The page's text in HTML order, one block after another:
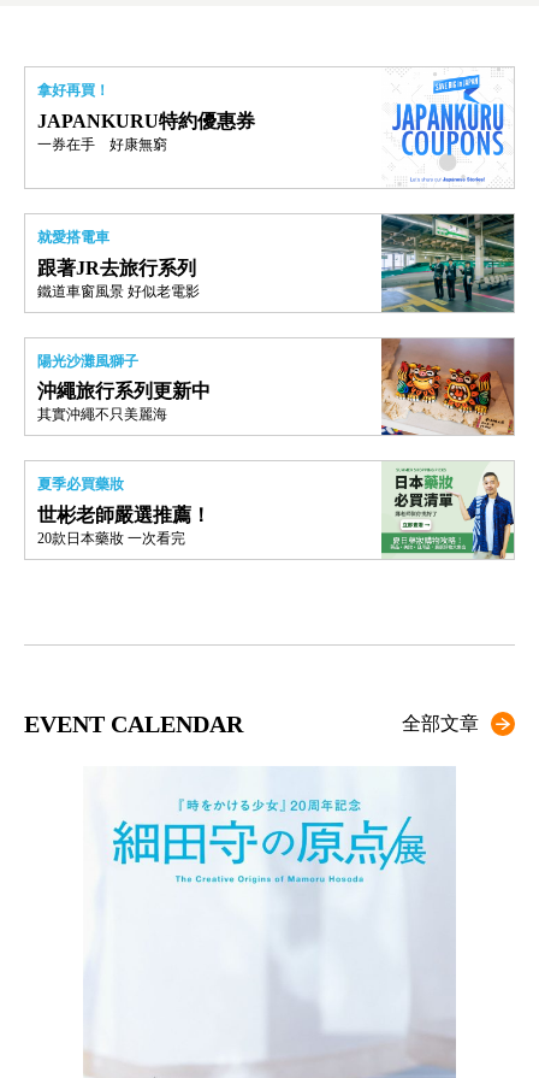
拿好再買！
JAPANKURU特約優惠券
一券在手 好康無窮
就愛搭電車
跟著JR去旅行系列
鐵道車窗風景 好似老電影
陽光沙灘風獅子
沖繩旅行系列更新中
其實沖繩不只美麗海
夏季必買藥妝
世彬老師嚴選推薦！
20款日本藥妝 一次看完
EVENT CALENDAR 全部文章